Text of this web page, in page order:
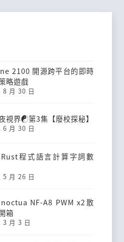
2100 開源跨平台的即時
略遊戲
8 月 30 日
視界☯第3集【廢校探秘】
6 月 30 日
程式語言計算字詞數
5 月 26 日
NF-A8 PWM x2散
箱
3 月 3 日